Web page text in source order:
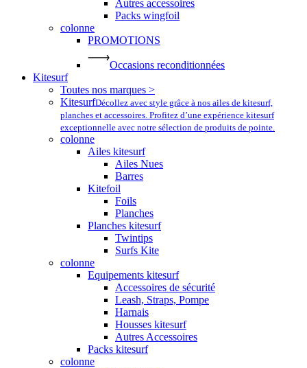
Autres accessoires
Packs wingfoil
colonne
PROMOTIONS
Occasions reconditionnées
Kitesurf
Toutes nos marques >
KitesurfDécollez avec style grâce à nos ailes de kitesurf,
planches et accessoires. Profitez d’une expérience kitesurf
exceptionnelle avec notre sélection de produits de pointe.
colonne
Ailes kitesurf
Ailes Nues
Barres
Kitefoil
Foils
Planches
Planches kitesurf
Twintips
Surfs Kite
colonne
Equipements kitesurf
Accessoires de sécurité
Leash, Straps, Pompe
Harnais
Housses kitesurf
Autres Accessoires
Packs kitesurf
colonne